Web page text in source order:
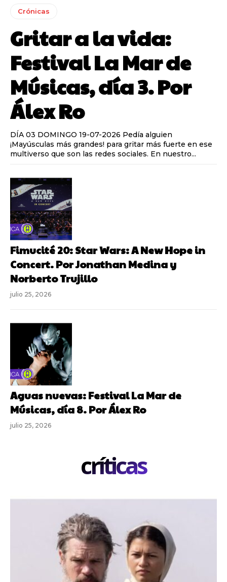
Crónicas
Gritar a la vida:
Festival La Mar de
Músicas, día 3. Por
Álex Ro
DÍA 03 DOMINGO 19-07-2026 Pedía alguien
¡Mayúsculas más grandes! para gritar más fuerte en ese
multiverso que son las redes sociales. En nuestro...
Fimucité 20: Star Wars: A New Hope in
Concert. Por Jonathan Medina y
Norberto Trujillo
julio 25, 2026
Aguas nuevas: Festival La Mar de
Músicas, día 8. Por Álex Ro
julio 25, 2026
críticas